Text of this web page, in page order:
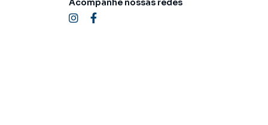
Acompanhe nossas redes